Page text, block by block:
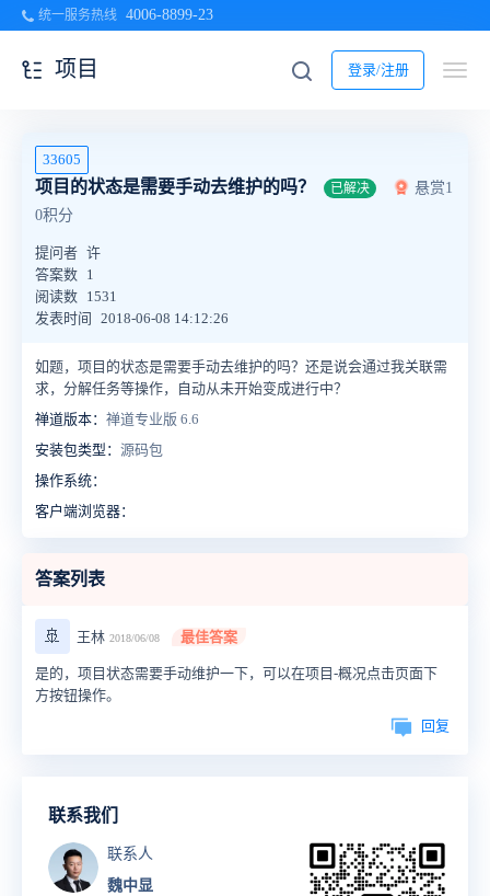
统一服务热线 4006-8899-23
登录/注册
项目
33605
项目的状态是需要手动去维护的吗？ 已解决
悬赏1
0积分
提问者 许
答案数 1
阅读数 1531
发表时间
2018-06-08 14:12:26
如题，项目的状态是需要手动去维护的吗？还是说会通过我关联需
求，分解任务等操作，自动从未开始变成进行中？
禅道版本： 禅道专业版 6.6
安装包类型： 源码包
操作系统：
客户端浏览器：
答案列表
🚢 王林 2018/06/08 最佳答案
是的，项目状态需要手动维护一下，可以在项目-概况点击页面下
方按钮操作。
回复
联系我们
联系人
魏中显